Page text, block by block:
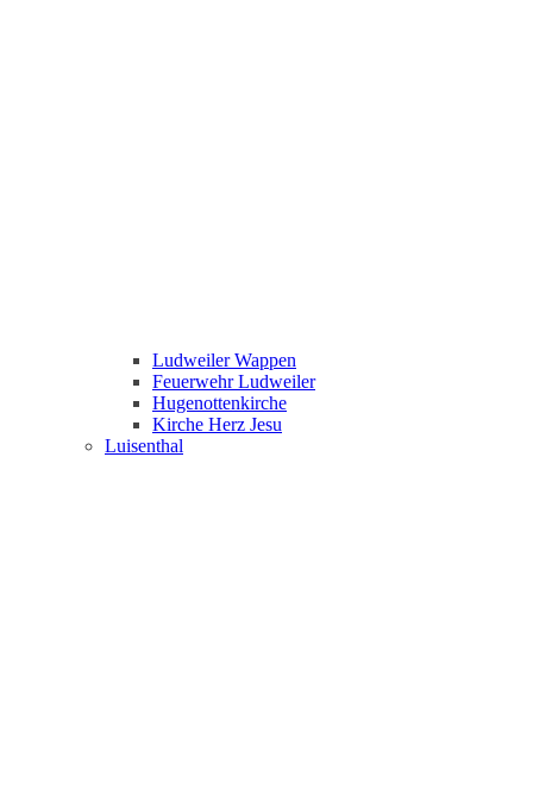
Ludweiler Wappen
Feuerwehr Ludweiler
Hugenottenkirche
Kirche Herz Jesu
Luisenthal